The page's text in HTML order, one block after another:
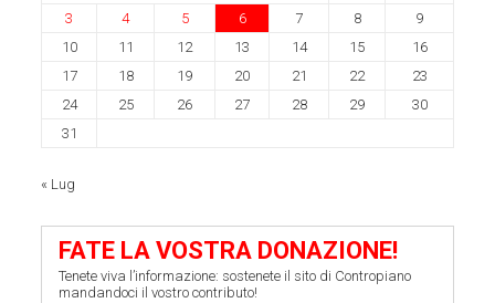
3
4 5 6 7 8
9
10
11 12 13 14 15
16
17
18 19 20 21 22
23
24
25 26 27 28 29
30
31
« Lug
FATE LA VOSTRA DONAZIONE!
Tenete viva l’informazione: sostenete il sito di Contropiano
mandandoci il vostro contributo!